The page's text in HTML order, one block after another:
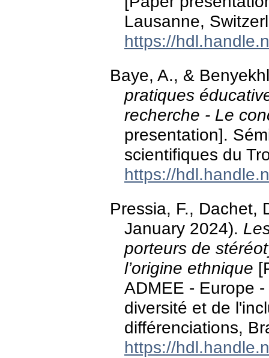
Lausanne,
https://
Baye, A., &
pratiques
recherche - Le
presentation].
scientifiques du
https://
Pressia, F., Dachet,
January 2024).
porteurs de
l’origine ethnique
ADMEE - Europe
diversité et de
différenciations,
https://